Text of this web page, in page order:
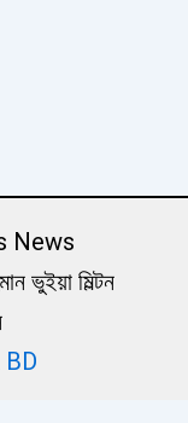
News
ভুইয়া মিল্টন